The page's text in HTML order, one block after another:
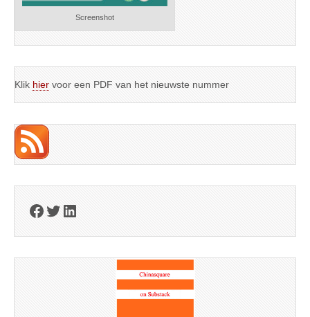
Screenshot
Klik hier voor een PDF van het nieuwste nummer
Facebook
Twitter
LinkedIn